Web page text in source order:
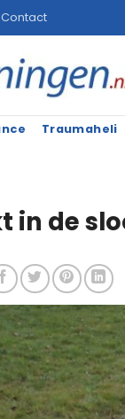
Contact
Traumaheli
in de